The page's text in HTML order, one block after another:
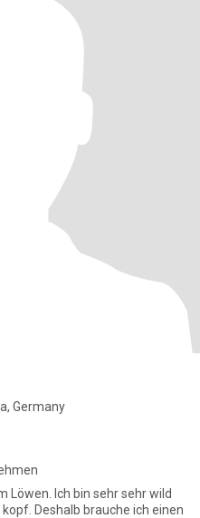
Germany
Löwen. Ich bin sehr sehr wild
Deshalb brauche ich einen